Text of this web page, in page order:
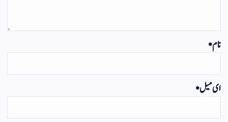
نام*
ای میل*